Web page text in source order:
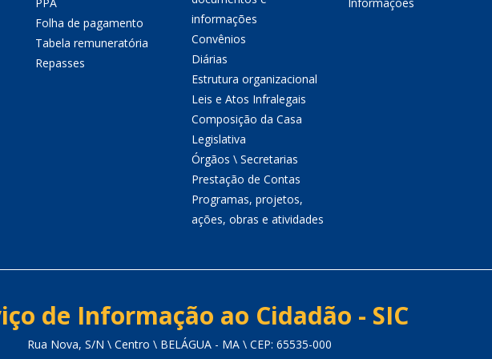
Folha de pagamento
Tabela remuneratória
Repasses
informações
Convênios
Diárias
Estrutura organizacional
Leis e Atos Infralegais
Composição da Casa
Legislativa
Órgãos \ Secretarias
Prestação de Contas
Programas, projetos,
ações, obras e atividades
de Informação ao Cidadão - SIC
Rua Nova, S/N \ Centro \ BELÁGUA - MA \ CEP: 65535-000